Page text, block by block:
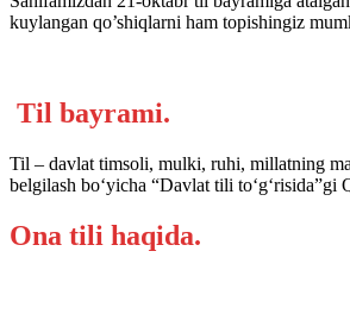
kuylangan qo’shiqlarni ham topishingiz
Til bayrami.
Til – davlat timsoli, mulki, ruhi, millatning
belgilash bo‘yicha “Davlat tili
Ona tili haqida.